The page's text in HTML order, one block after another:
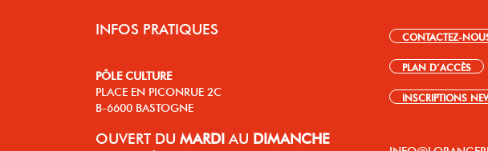
INFOS PRATIQUES
PÔLE CULTURE
PLACE EN PICONRUE 2C
B-6600 BASTOGNE
OUVERT DU MARDI AU DIMANCHE
CONTACTEZ-
PLAN D’ACCÈS
INSCRIPTIONS